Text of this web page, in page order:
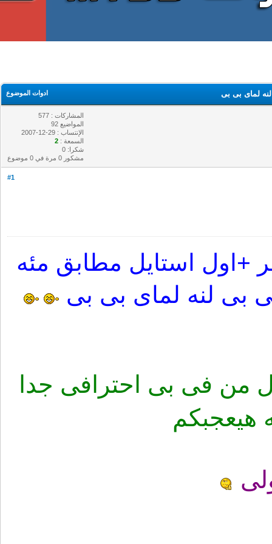
ادوات الموضوع لماى بى بى
المشاركات : 577
المواضيع 92
الإنتساب : 29-12-2007
السمعة :2
شكرا: 0
مشكور 0 مرة في 0 موضوع
#1
+اول استايل مطابق مئه
بى لنه لماى بى بى
من فى بى احترافى جدا
هيعجبكم